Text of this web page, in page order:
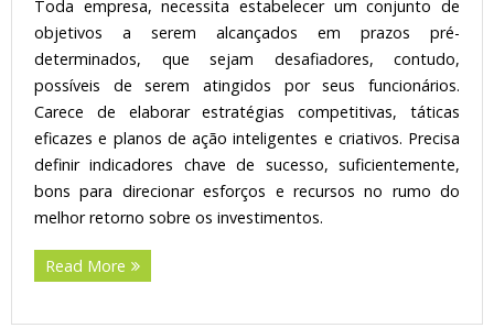
Toda empresa, necessita estabelecer um conjunto de
objetivos a serem alcançados em prazos pré-
determinados, que sejam desafiadores, contudo,
possíveis de serem atingidos por seus funcionários.
Carece de elaborar estratégias competitivas, táticas
eficazes e planos de ação inteligentes e criativos. Precisa
definir indicadores chave de sucesso, suficientemente,
bons para direcionar esforços e recursos no rumo do
melhor retorno sobre os investimentos.
Read More